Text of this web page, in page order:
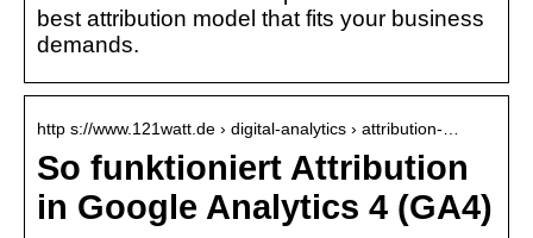
best attribution model that fits your business
demands.
http s://www.121watt.de › digital-analytics › attribution-…
So funktioniert Attribution
in Google Analytics 4 (GA4)